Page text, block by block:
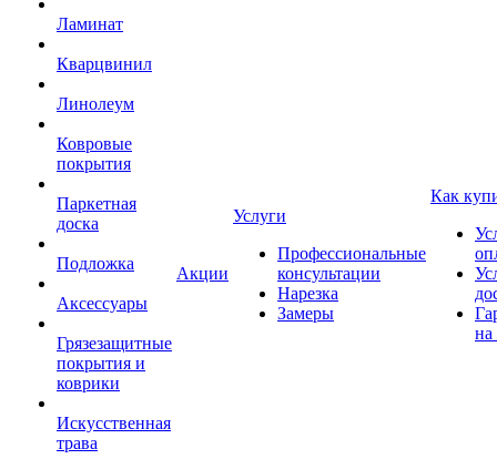
Ламинат
Кварцвинил
Линолеум
Ковровые
покрытия
Паркетная
доска
Подложка
Аксессуары
Грязезащитные
покрытия и
коврики
Искусственная
трава
Акции
Услуги
Профессиональные
консультации
Нарезка
Замеры
Как
на